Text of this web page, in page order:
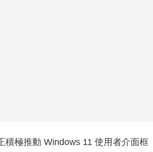
積極推動 Windows 11 使用者介面框